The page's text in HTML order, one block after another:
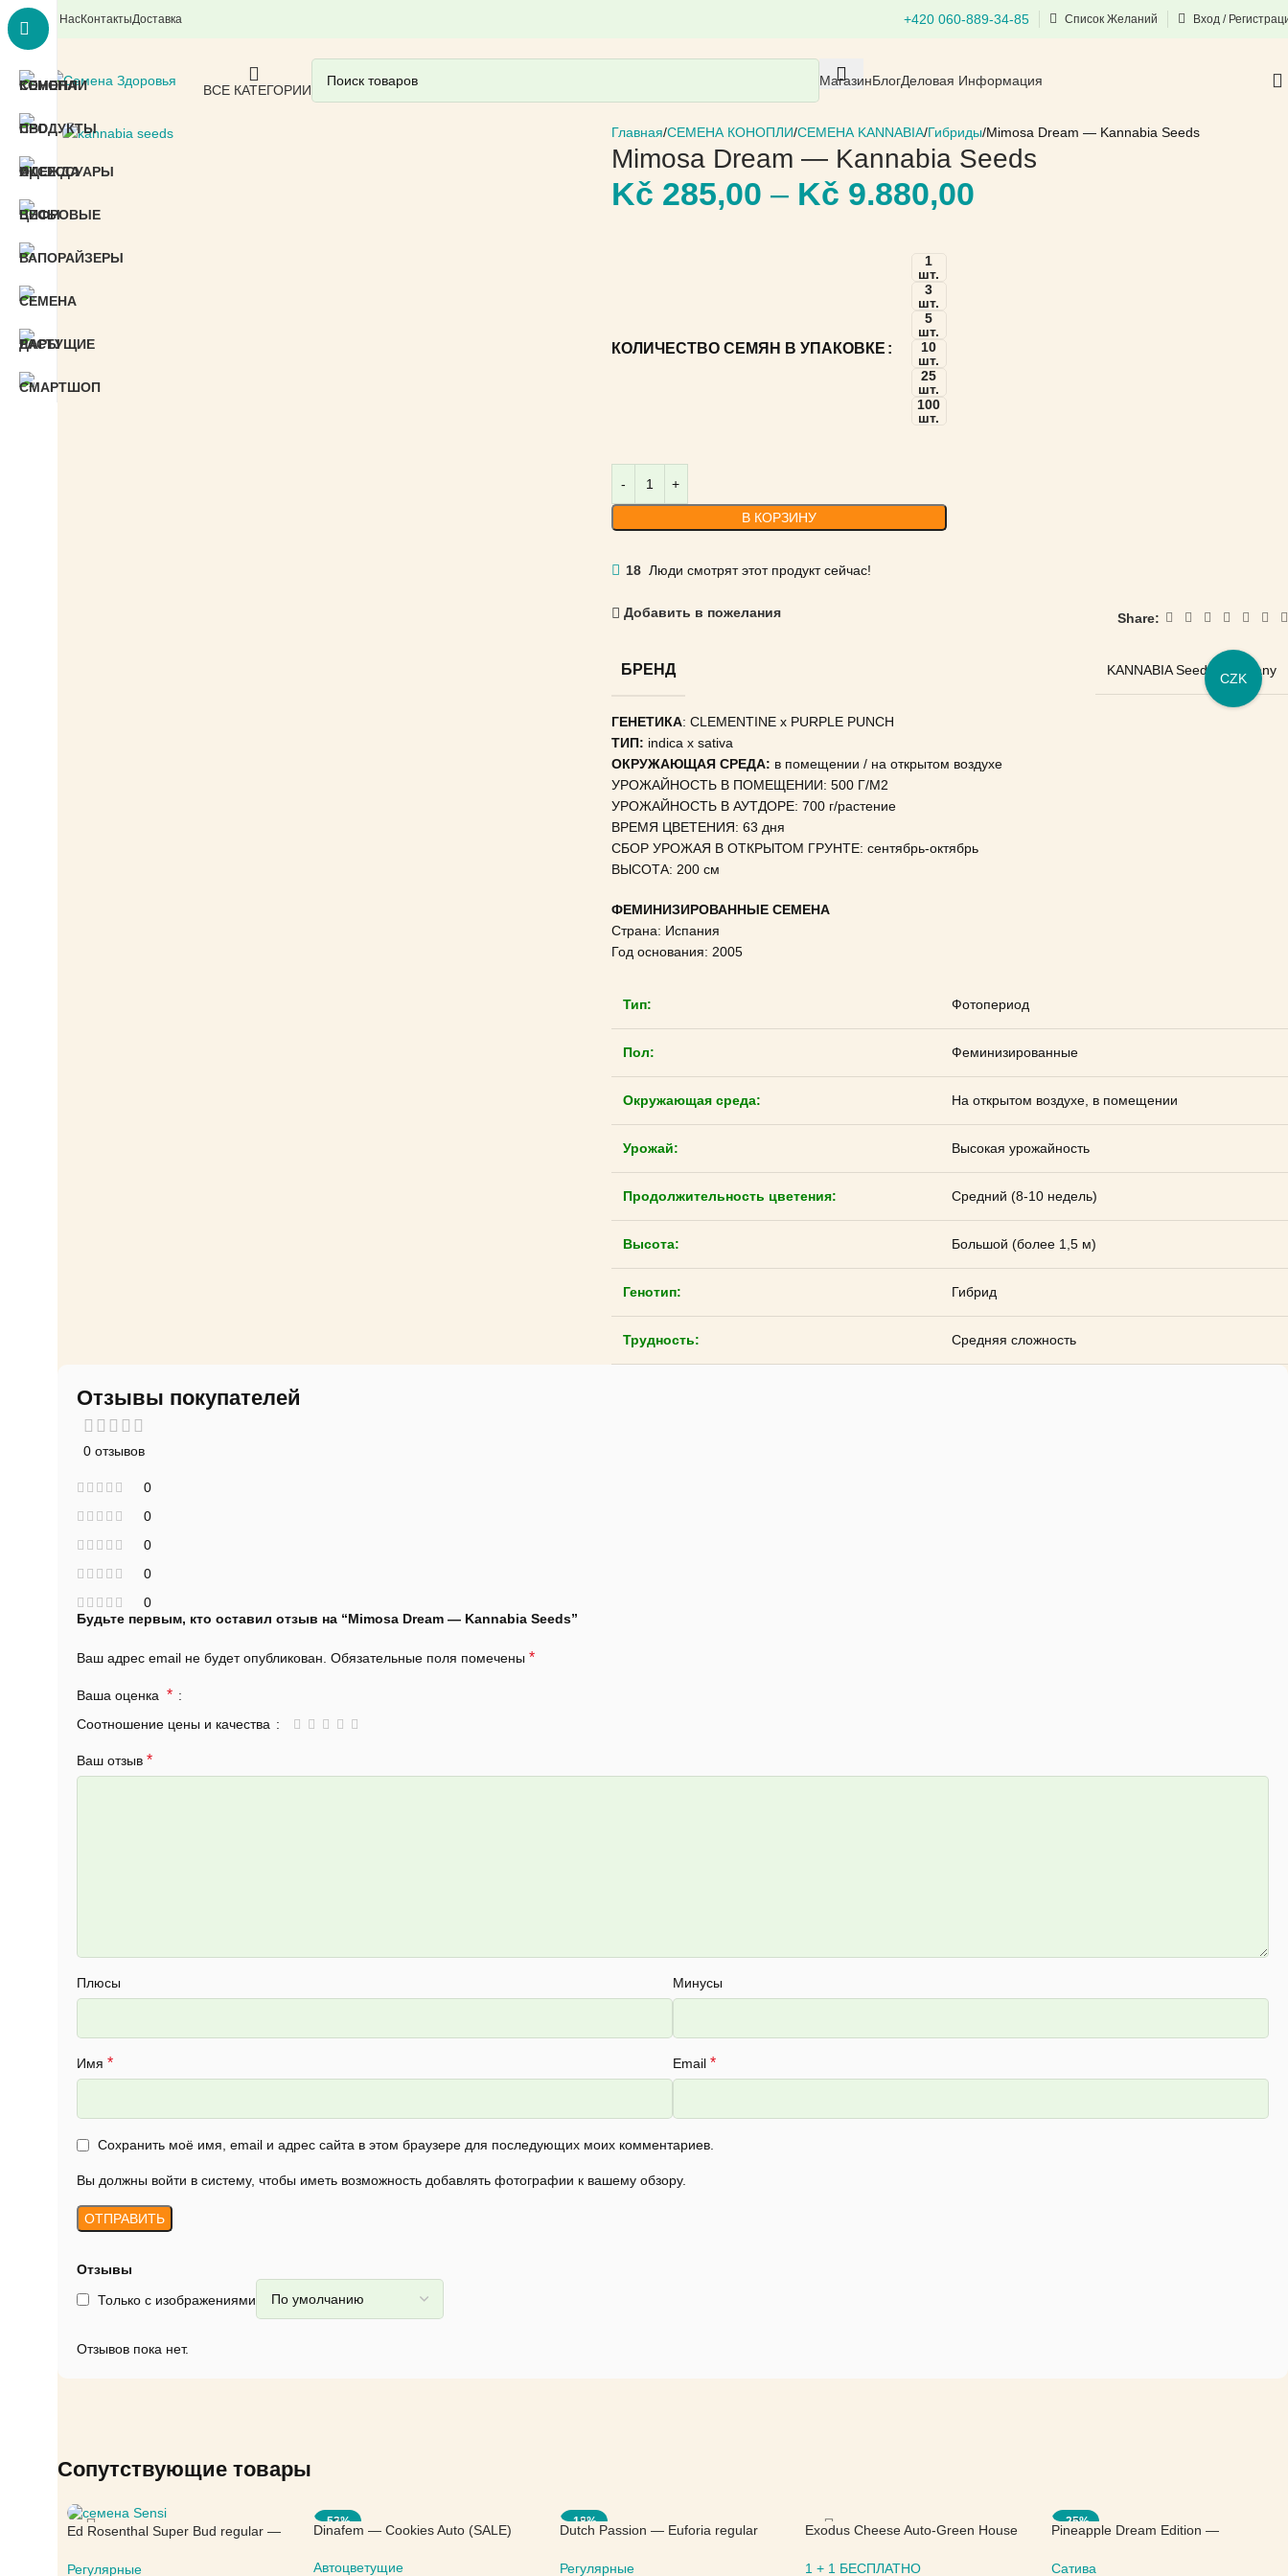
О НасКонтактыДоставка +420 060-889-34-85 Список Желаний Вход /
ВСЕ КАТЕГОРИИ
МагазинБлогДеловая Информация
Главная СЕМЕНА КОНОПЛИ СЕМЕНА KANNABIA Гибриды Mimosa Dream — Kannabia Seeds
Mimosa Dream — Kannabia Seeds
Kč 285,00 – Kč 9.880,00
КОЛИЧЕСТВО СЕМЯН В УПАКОВКЕ
1
шт.
3
шт.
5
шт.
10
шт.
25
шт.
100
шт.
В КОРЗИНУ
18 Люди смотрят этот продукт сейчас!
Добавить в пожелания Share:
БРЕНД KANNABIA Seeds Company
ГЕНЕТИКА: CLEMENTINE x PURPLE PUNCH
ТИП: indica x sativa
ОКРУЖАЮЩАЯ СРЕДА: в помещении / на открытом воздухе
УРОЖАЙНОСТЬ В ПОМЕЩЕНИИ: 500 Г/М2
УРОЖАЙНОСТЬ В АУТДОРЕ: 700 г/растение
ВРЕМЯ ЦВЕТЕНИЯ: 63 дня
СБОР УРОЖАЯ В ОТКРЫТОМ ГРУНТЕ: сентябрь-октябрь
ВЫСОТА: 200 см
ФЕМИНИЗИРОВАННЫЕ СЕМЕНА
Страна: Испания
Год основания: 2005
Тип: Фотопериод
Пол: Феминизированные
Окружающая среда: На открытом воздухе, в помещении
Урожай: Высокая урожайность
Продолжительность цветения: Средний (8-10 недель)
Высота: Большой (более 1,5 м)
Генотип: Гибрид
Трудность: Средняя сложность
Отзывы покупателей
0 отзывов
0
0
0
0
0
Отзывы
Только с изображениями
Отзывов пока нет.
Будьте первым, кто оставил отзыв на “Mimosa Dream — Kannabia Seeds”
Ваш адрес email не будет опубликован. Обязательные поля помечены *
Ваша оценка *
Соотношение цены и качества
Ваш отзыв *
Плюсы Минусы
Имя * Email *
Сохранить моё имя, email и адрес сайта в этом браузере для последующих моих комментариев.
Вы должны войти в систему, чтобы иметь возможность добавлять фотографии к вашему обзору.
Сопутствующие товары
Ed Rosenthal Super Bud regular —
Регулярные
-53%
Dinafem — Cookies Auto (SALE)
Автоцветущие
-18%
Dutch Passion — Euforia regular
Регулярные
Exodus Cheese Auto-Green House
1 + 1 БЕСПЛАТНО
-25%
Pineapple Dream Edition —
Сатива
CZK